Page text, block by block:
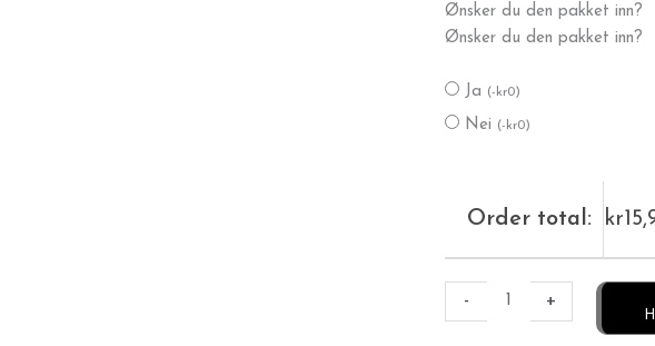
Ønsker du den pakket inn?
Ønsker du den pakket inn?
Ja (- kr0)
Nei (- kr0)
Order total: kr
-
antall
+